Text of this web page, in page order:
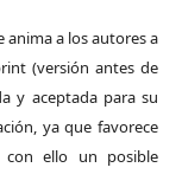
anima a los autores a
(versión antes de
y aceptada para su
ya que favorece
con ello un posible